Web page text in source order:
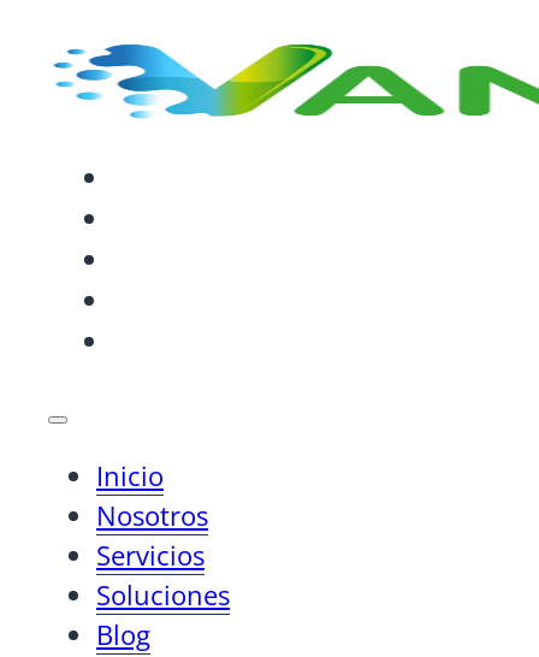
Inicio
Nosotros
Servicios
Soluciones
Blog